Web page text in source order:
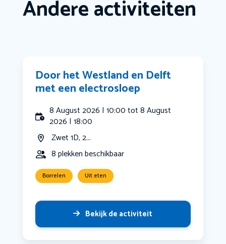
Andere activiteiten
Door het Westland en Delft
met een electrosloep
8 August 2026 | 10:00 tot 8 August
2026 | 18:00
Zwet 1D, 2...
8 plekken beschikbaar
Borrelen Uit eten
Bekijk de activiteit